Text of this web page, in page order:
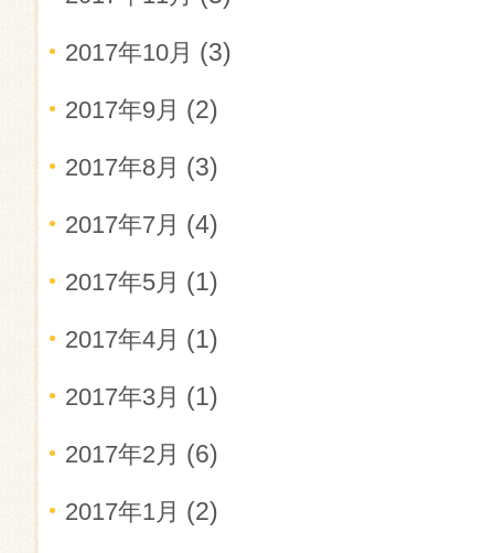
2017年10月 (3)
2017年9月 (2)
2017年8月 (3)
2017年7月 (4)
2017年5月 (1)
2017年4月 (1)
2017年3月 (1)
2017年2月 (6)
2017年1月 (2)